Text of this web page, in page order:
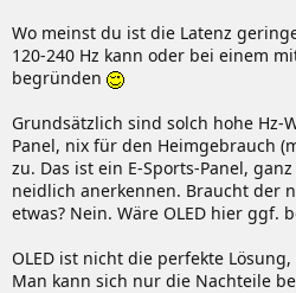
Wo meinst du ist die Latenz
120-240 Hz kann oder bei einem
begründen
Grundsätzlich sind solch hohe Hz-
Panel, nix für den Heimgebrauch
zu. Das ist ein E-Sports-Panel,
neidlich anerkennen. Braucht der
etwas? Nein. Wäre OLED hier ggf.
OLED ist nicht die perfekte
Man kann sich nur die Nachteile